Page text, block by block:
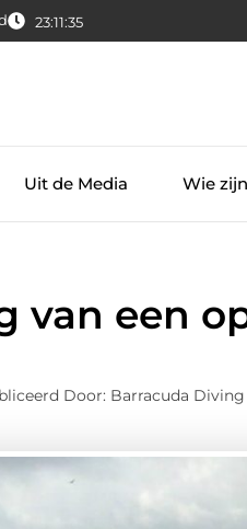
23:11:37
Uit de Media Wie
van een
Door: Barracuda Diving